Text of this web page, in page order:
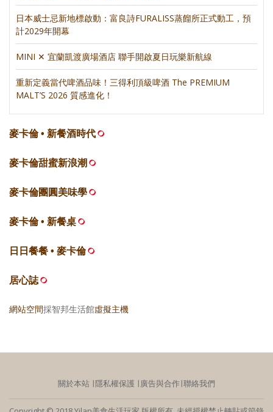
日本威士忌新地標啟動：富良詩FURALISS蒸餾所正式動工，預
計2029年開幕
MINI ✕ 宜蘭凱渡廣場酒店 聯手開啟夏日玩樂新航線
重新定義當代啤酒品味！三得利頂級啤酒 The PREMIUM
MALT’S 2026 質感進化！
麥卡倫 • 新餐酒時代
麥卡倫甜蜜新浪潮
麥卡倫團圓美味學
麥卡倫 • 新餐桌
日日餐餐 • 麥卡倫
居心誌
網站空間採智邦生活館虛擬主機
關於本站 ∣隱私權保護 ∣廣告與合作∣聯絡我們